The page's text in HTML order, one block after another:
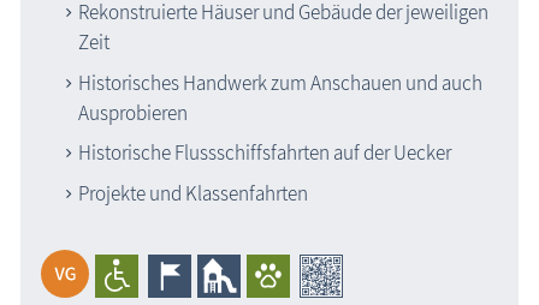
Rekonstruierte Häuser und Gebäude der jeweiligen
Zeit
Historisches Handwerk zum Anschauen und auch
Ausprobieren
Historische Flussschiffsfahrten auf der Uecker
Projekte und Klassenfahrten